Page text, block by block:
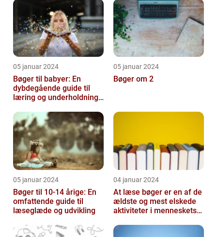
05 januar 2024
Bøger til babyer: En
dybdegående guide til
læring og underholdning
05 januar 2024
Bøger om 2
05 januar 2024
Bøger til 10-14 årige: En
omfattende guide til
læseglæde og udvikling
04 januar 2024
At læse bøger er en af de
ældste og mest elskede
aktiviteter i menneskets